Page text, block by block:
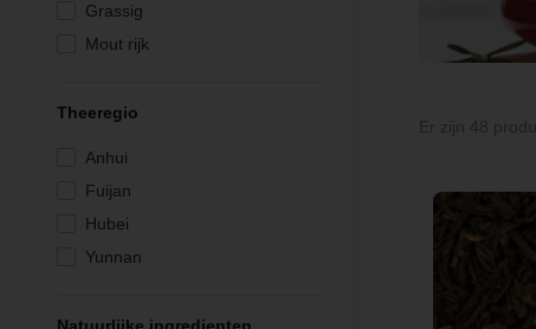
Grassig
Mout rijk
Notig rijk
Theeregio
Anhui
Fuijan
Hubei
Yunnan